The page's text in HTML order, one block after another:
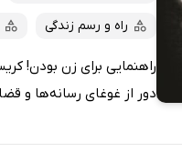
راه و رسم زندگی
راهنمایی برای زن بودن!
دور از غوغای رسانه‌ها و